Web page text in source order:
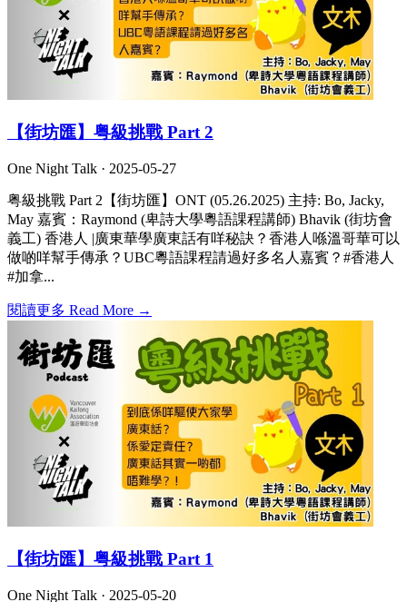
【街坊匯】粤級挑戰 Part 2
One Night Talk · 2025-05-27
粤級挑戰 Part 2【街坊匯】ONT (05.26.2025) 主持: Bo, Jacky,
May 嘉賓：Raymond (卑詩大學粵語課程講師) Bhavik (街坊會
義工) 香港人 |廣東華學廣東話有咩秘訣？香港人喺溫哥華可以
做啲咩幫手傳承？UBC粵語課程請過好多名人嘉賓？#香港人
#加拿...
閱讀更多 Read More →
【街坊匯】粤級挑戰 Part 1
One Night Talk · 2025-05-20